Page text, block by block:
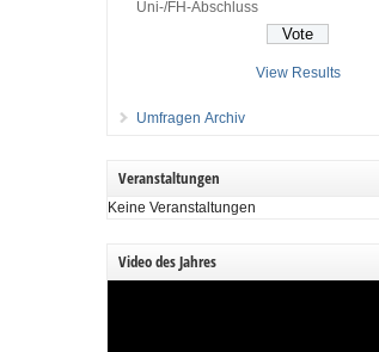
Uni-/FH-Abschluss
View Results
Umfragen Archiv
Veranstaltungen
Keine Veranstaltungen
Video des Jahres